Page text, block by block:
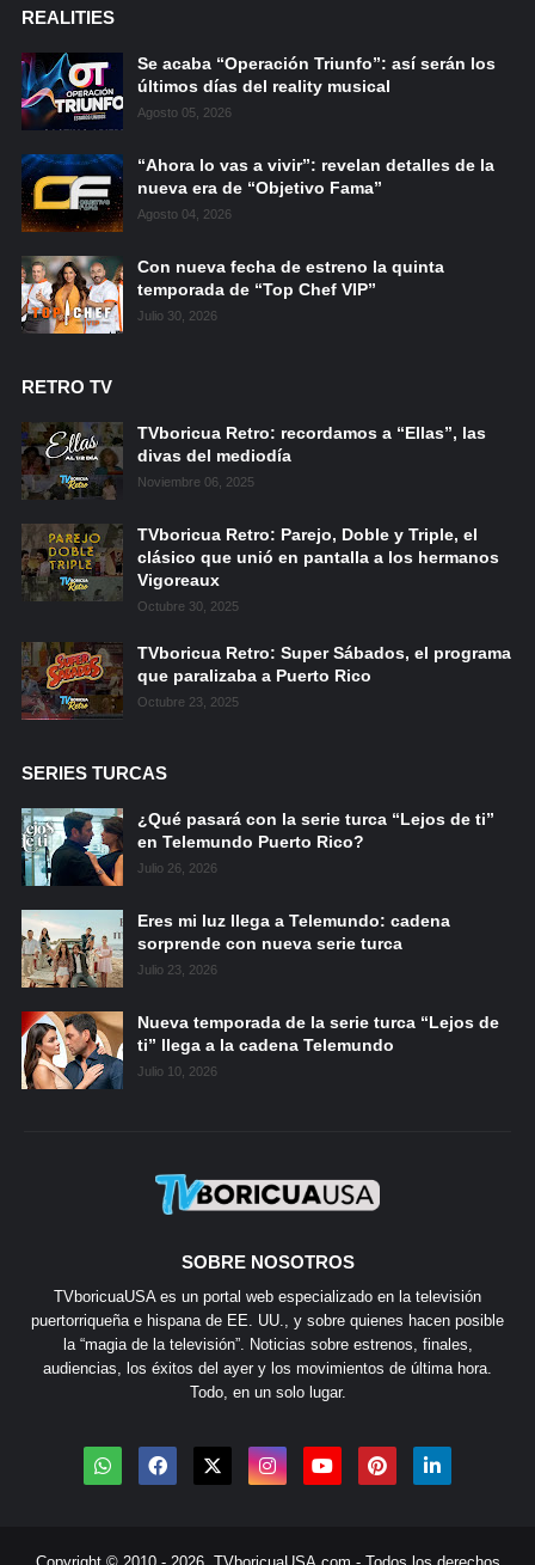
REALITIES
Se acaba “Operación Triunfo”: así serán los
últimos días del reality musical
Agosto 05, 2026
“Ahora lo vas a vivir”: revelan detalles de la
nueva era de “Objetivo Fama”
Agosto 04, 2026
Con nueva fecha de estreno la quinta
temporada de “Top Chef VIP”
Julio 30, 2026
RETRO TV
TVboricua Retro: recordamos a “Ellas”, las
divas del mediodía
Noviembre 06, 2025
TVboricua Retro: Parejo, Doble y Triple, el
clásico que unió en pantalla a los hermanos
Vigoreaux
Octubre 30, 2025
TVboricua Retro: Super Sábados, el programa
que paralizaba a Puerto Rico
Octubre 23, 2025
SERIES TURCAS
¿Qué pasará con la serie turca “Lejos de ti”
en Telemundo Puerto Rico?
Julio 26, 2026
Eres mi luz llega a Telemundo: cadena
sorprende con nueva serie turca
Julio 23, 2026
Nueva temporada de la serie turca “Lejos de
ti” llega a la cadena Telemundo
Julio 10, 2026
SOBRE NOSOTROS
TVboricuaUSA es un portal web especializado en la televisión
puertorriqueña e hispana de EE. UU., y sobre quienes hacen posible
la “magia de la televisión”. Noticias sobre estrenos, finales,
audiencias, los éxitos del ayer y los movimientos de última hora.
Todo, en un solo lugar.